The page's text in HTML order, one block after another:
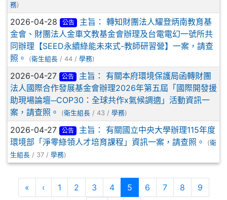
務)
2026-04-28 公告
主旨： 轉知財團法人耀登炳南教育基
金會、財團法人金車文教基金會辦理及台電電幻一號所共
同辦理【SEED永續綠能未來式-教師研習營】一案，請查
照。
(衛生組長 / 44 / 學務)
2026-04-27 公告
主旨： 有關本府環境保護局函轉財團
法人國際合作發展基金會辦理2026年第五屆「國際開發援
助現場論壇─COP30：全球共作x氣候調適」活動資訊一
案，請查照。
(衛生組長 / 43 / 學務)
2026-04-27 公告
主旨： 有關國立中央大學辦理115年度
環境部「淨零綠領人才培育課程」資訊一案，請查照。
(衛
生組長 / 37 / 學務)
« 第一頁
‹上一頁
1 2 3 4 5(目前頁次)
6 7 8
9